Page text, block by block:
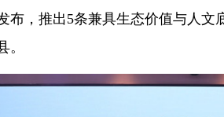
布，推出5条兼具生态价值与人
。